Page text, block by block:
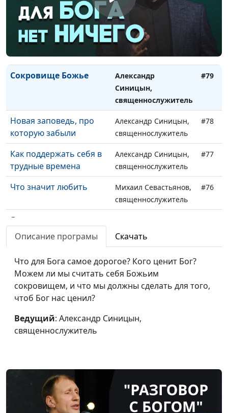
Мифы в благовестии
Александр Синицын,
священнослужитель
Вникай в себя и в
ученье
Александр Синицын,
священнослужитель
Сокровище Божье
Александр
Синицын,
священнослужитель
#79
Новая заповедь, про
которую забыли
Александр Синицын,
священнослужитель
#78
Как поддержать себя в
трудные времена
Александр Синицын,
священнослужитель
#77
Что значит любить
Михаил Севастьянов,
священнослужитель
#76
Я не хочу жертвовать
деньги
священнослужитель
благовествовать
священнослужитель
Почему молодые люди
уходят из церкви
Александр Синицын,
#73
Я не хочу читать
Библию
Александр Синицын,
Чем заполнить
внутреннюю пустоту
Александр Синицын,
священнослужитель
#70
Описание програмы Скачать
Что для Бога самое дорогое? Кого ценит Бог?
Можем ли мы считать себя Божьим
сокровищем, и что мы должны сделать для того,
чтоб Бог нас ценил?
Ведущий: Александр Синицын,
священнослужитель